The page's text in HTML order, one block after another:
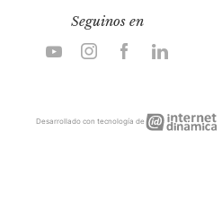
Seguinos en
Desarrollado con tecnología deInternet
Dinámica